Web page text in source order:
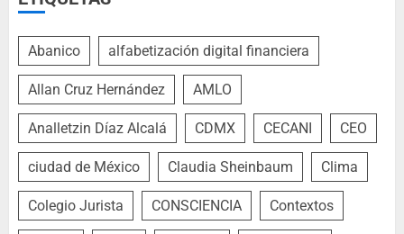
Abanico alfabetización digital financiera
Allan Cruz Hernández AMLO
Analletzin Díaz Alcalá CDMX CECANI CEO
ciudad de México Claudia Sheinbaum Clima
Colegio Jurista CONSCIENCIA Contextos